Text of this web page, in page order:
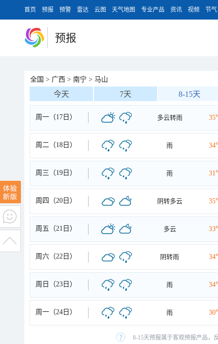
首页 预报 预警 雷达 云图 天气地图 专业产品 资讯 视频 节气
预报
全国 > 广西 > 南宁 > 马山
今天 7天 8-15天
周一（17日） 多云转雨
周二（18日） 雨
周三（19日） 雨
周四（20日） 阴转多云
周五（21日） 多云
周六（22日） 阴转雨
周日（23日） 雨
周一（24日） 雨
8-15天预报属于客观预报产品，